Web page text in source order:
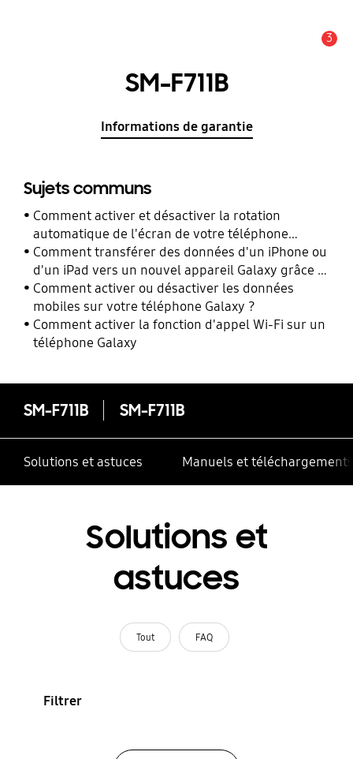
3
SM-F711B
Informations de garantie
Sujets communs
Comment activer et désactiver la rotation
automatique de l'écran de votre téléphone
Galaxy ?
Comment transférer des données d'un iPhone ou
d'un iPad vers un nouvel appareil Galaxy grâce à
Smart Switch ?
Comment activer ou désactiver les données
mobiles sur votre téléphone Galaxy ?
Comment activer la fonction d'appel Wi-Fi sur un
téléphone Galaxy
SM-F711B SM-F711B
Solutions et astuces Manuels et téléchargements
Solutions et
astuces
Tout FAQ
Filtrer